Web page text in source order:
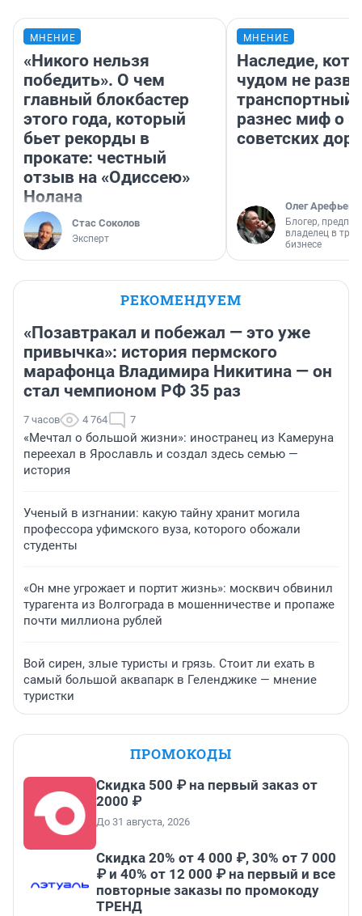
МНЕНИЕ
«Никого нельзя
победить». О чем
главный блокбастер
этого года, который
бьет рекорды в
прокате: честный
отзыв на «Одиссею»
Нолана
Стас Соколов
Эксперт
МНЕНИЕ
Наследие,
чудом не
транспортный
разнес миф о
советских
Олег Арефьев
Блогер,
владелец в
бизнесе
РЕКОМЕНДУЕМ
«Позавтракал и побежал — это уже
привычка»: история пермского
марафонца Владимира Никитина — он
стал чемпионом РФ 35 раз
7 часов 4 764 7
«Мечтал о большой жизни»: иностранец из Камеруна
переехал в Ярославль и создал здесь семью —
история
Ученый в изгнании: какую тайну хранит могила
профессора уфимского вуза, которого обожали
студенты
«Он мне угрожает и портит жизнь»: москвич обвинил
турагента из Волгограда в мошенничестве и пропаже
почти миллиона рублей
Вой сирен, злые туристы и грязь. Стоит ли ехать в
самый большой аквапарк в Геленджике — мнение
туристки
ПРОМОКОДЫ
Скидка 500 ₽ на первый заказ от
2000 ₽
До 31 августа, 2026
Скидка 20% от 4 000 ₽, 30% от 7 000
₽ и 40% от 12 000 ₽ на первый и все
повторные заказы по промокоду
ТРЕНД